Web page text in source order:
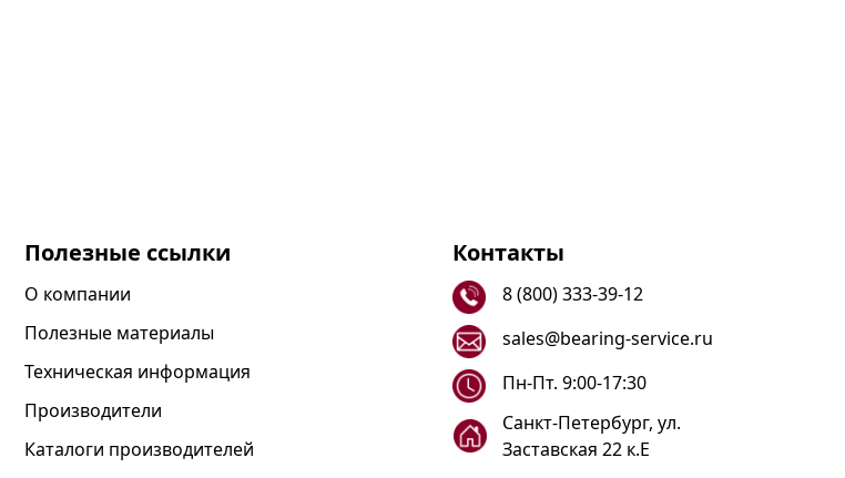
Полезные ссылки
О компании
Полезные материалы
Техническая информация
Производители
Каталоги производителей
Контакты
8 (800) 333-39-12
sales@bearing-service.ru
Санкт-Петербург, ул.
Заставская 22 к.Е
Пн-Пт. 9:00-17:30